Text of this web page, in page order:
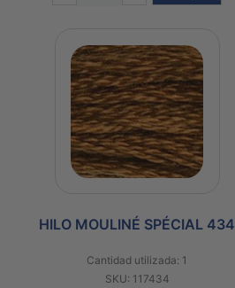
HILO MOULINÉ SPÉCIAL 434
Cantidad utilizada: 1
SKU: 117434